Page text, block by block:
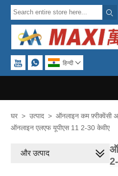

  हिन्दी 
घर > उत्पाद > ऑनलाइन कम फ़्रीक्वेंसी
ऑनलाइन एलएफ यूपीएस 11 2-30 केवीए
और उत्पाद